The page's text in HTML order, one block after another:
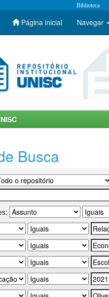
Biblioteca
Página inicial Navegar
Busca